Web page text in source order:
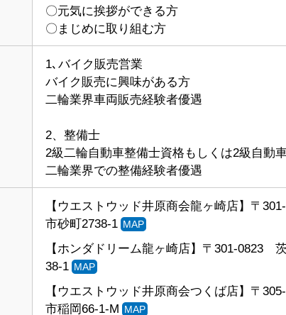
〇元気に挨拶ができる方
〇まじめに取り組む方
1､バイク販売営業
バイク販売に興味がある方
二輪業界車両販売経験者優遇
2、整備士
2級二輪自動車整備士資格もしくは2級自動
二輪業界での整備経験者優遇
【ウエストウッド井原商会龍ヶ崎店】〒
市砂町2738-1 MAP
【ホンダドリーム龍ヶ崎店】〒301-0823
38-1 MAP
【ウエストウッド井原商会つくば店】〒
市稲岡66-1-M MAP